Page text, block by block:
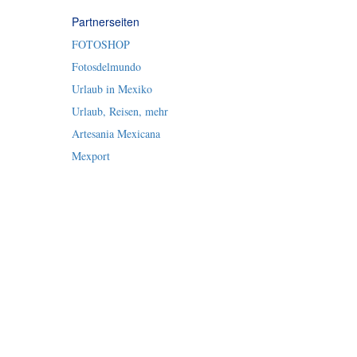
Partnerseiten
FOTOSHOP
Fotosdelmundo
Urlaub in Mexiko
Urlaub, Reisen, mehr
Artesania Mexicana
Mexport